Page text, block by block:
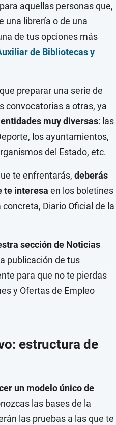
aquellas personas que,
una librería o de una
de tus opciones más
de Bibliotecas y
preparar una serie de
convocatorias a otras, ya
muy diversas: las
los ayuntamientos,
del Estado, etc.
te enfrentarás, deberás
te interesa en los boletines
Diario Oficial de la
sección de Noticias
publicación de tus
para que no te pierdas
y Ofertas de Empleo
estructura de
un modelo único de
las bases de la
las pruebas a las que te